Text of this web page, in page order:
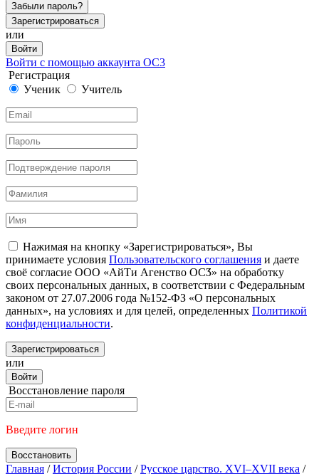
Забыли пароль?
Зарегистрироваться
или
Войти
Войти с помощью аккаунта ОС3
Регистрация
Ученик
Учитель
Нажимая на кнопку «Зарегистрироваться», Вы
принимаете условия Пользовательского соглашения и даете
своё согласие ООО «АйТи Агенство ОСӠ» на обработку
своих персональных данных, в соответствии с Федеральным
законом от 27.07.2006 года №152-ФЗ «О персональных
данных», на условиях и для целей, определенных Политикой
конфиденциальности.
Зарегистрироваться
или
Войти
Восстановление пароля
Введите логин
Восстановить
Главная / История России / Русское царство. XVI–XVII века /